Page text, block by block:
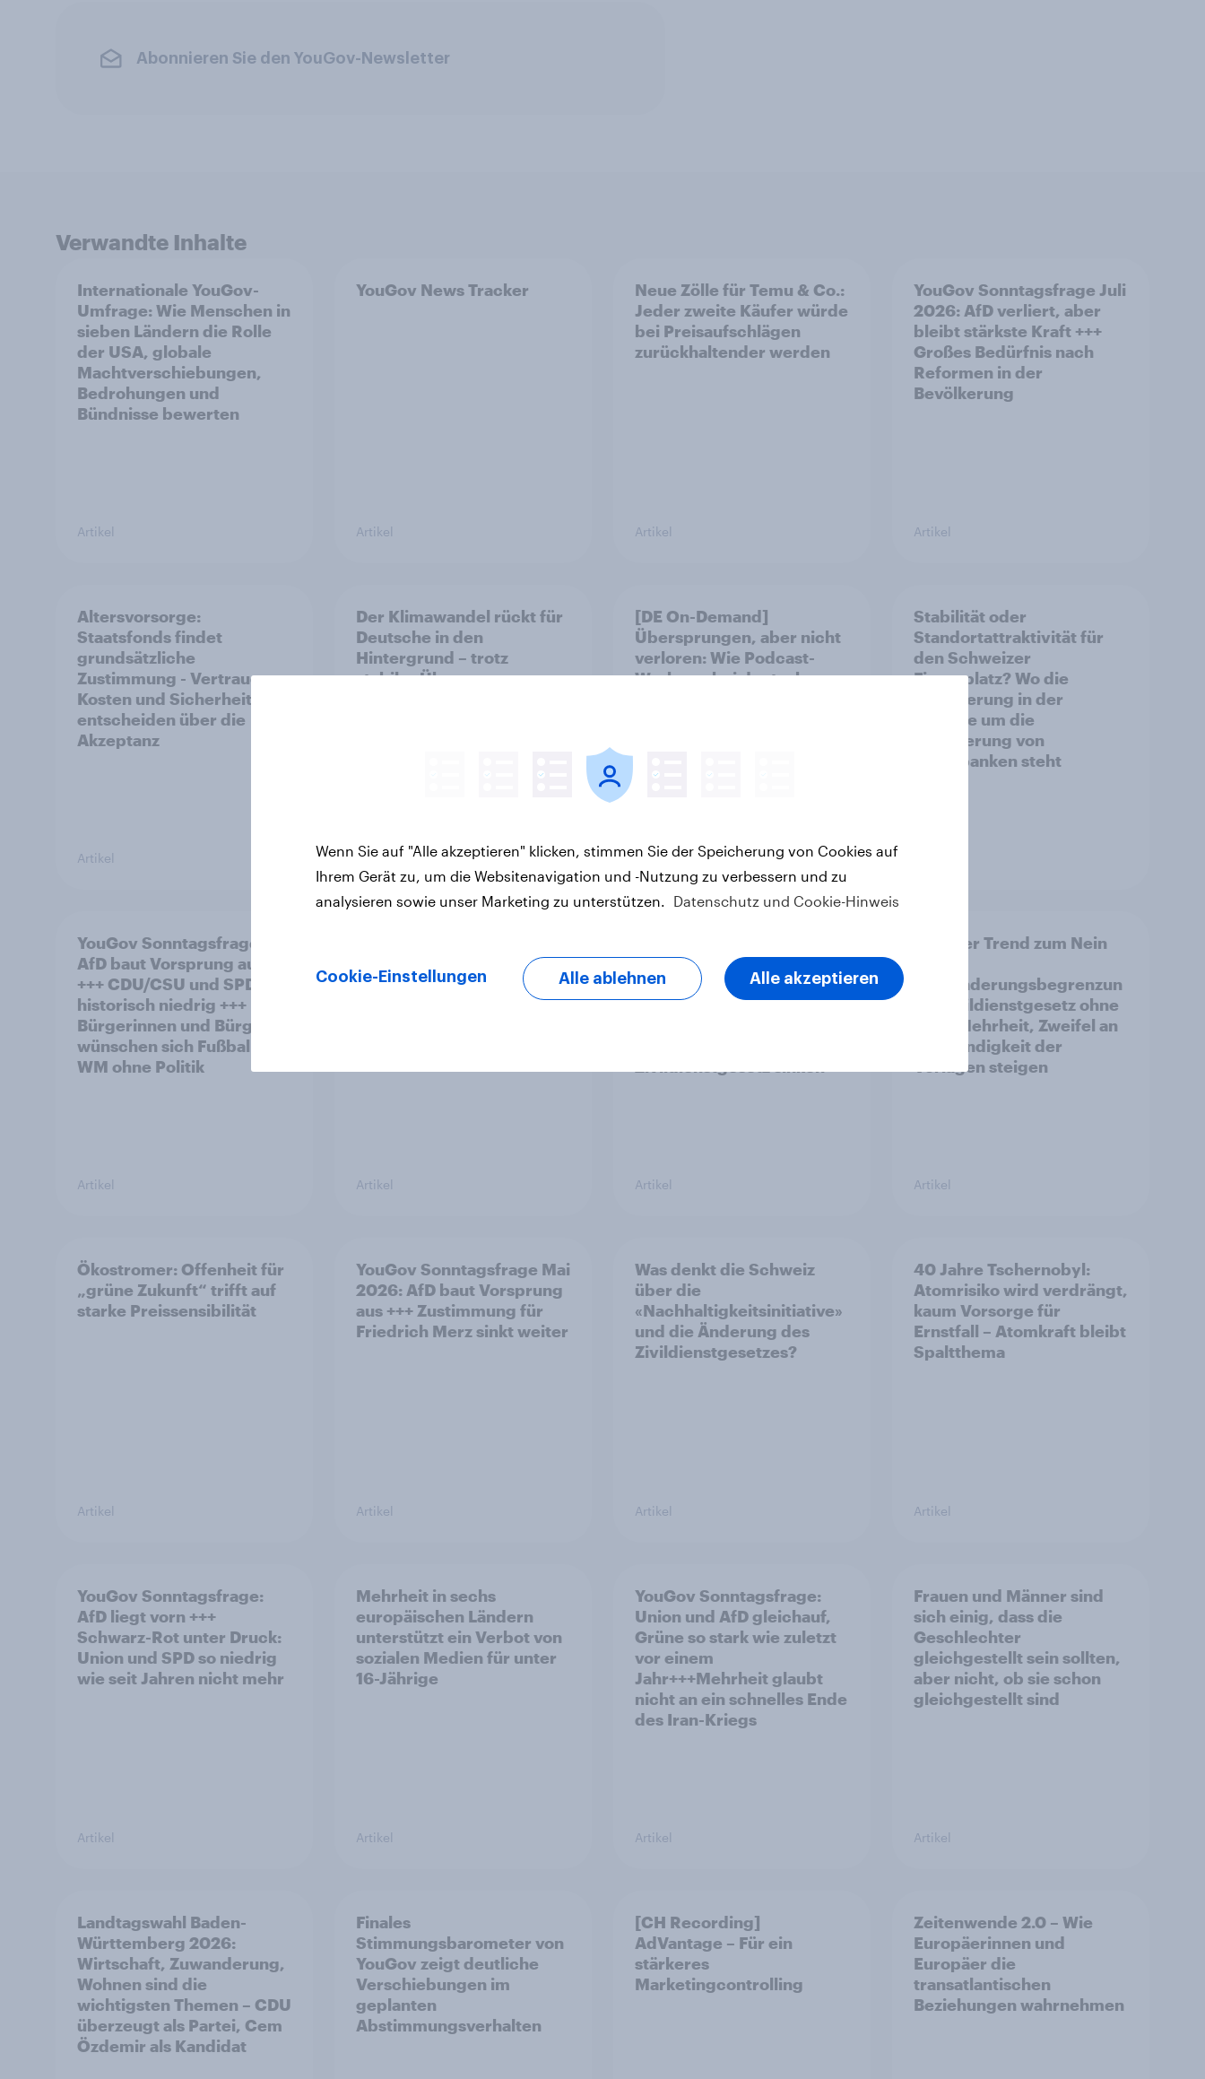
Abonnieren Sie den YouGov-Newsletter
Verwandte Inhalte
Internationale YouGov-
Umfrage: Wie Menschen in
sieben Ländern die Rolle
der USA, globale
Machtverschiebungen,
Bedrohungen und
Bündnisse bewerten
Artikel
YouGov News Tracker
Artikel
Neue Zölle für Temu & Co.:
Jeder zweite Käufer würde
bei Preisaufschlägen
zurückhaltender werden
Artikel
YouGov Sonntagsfrage Juli
2026: AfD verliert, aber
bleibt stärkste Kraft +++
Großes Bedürfnis nach
Reformen in der
Bevölkerung
Artikel
Altersvorsorge:
Staatsfonds findet
grundsätzliche
Zustimmung - Vertrauen,
Kosten und Sicherheit
entscheiden über die
Akzeptanz
Artikel
Der Klimawandel rückt für
Deutsche in den
Hintergrund – trotz
stabiler Überzeugung
Artikel
[DE On-Demand]
Übersprungen, aber nicht
verloren: Wie Podcast-
Werbung bei deutschen
Artikel
Stabilität oder
Standortattraktivität für
den Schweizer
Finanzplatz? Wo die
Bevölkerung in der
Debatte um die
Regulierung von
Grossbanken steht
YouGov Sonntagsfrage:
AfD baut Vorsprung aus
+++ CDU/CSU und SPD
historisch niedrig +++
Bürgerinnen und Bürger
wünschen sich Fußball-
WM ohne Politik
Artikel Artikel
Juni 2026: Trend zur
Ablehnung der
Bevölkerungsobergrenze
Artikel
Leichter Trend zum Nein
Einwanderungsbegrenzun
g – Zivildienstgesetz ohne
klare Mehrheit, Zweifel an
Notwendigkeit der
Vorlagen steigen
Artikel
Ökostromer: Offenheit für
„grüne Zukunft“ trifft auf
starke Preissensibilität
Artikel
YouGov Sonntagsfrage Mai
2026: AfD baut Vorsprung
aus +++ Zustimmung für
Friedrich Merz sinkt weiter
Artikel
Was denkt die Schweiz
über die
«Nachhaltigkeitsinitiative»
und die Änderung des
Zivildienstgesetzes?
Artikel
40 Jahre Tschernobyl:
Atomrisiko wird verdrängt,
kaum Vorsorge für
Ernstfall – Atomkraft bleibt
Spaltthema
Artikel
YouGov Sonntagsfrage:
AfD liegt vorn +++
Schwarz-Rot unter Druck:
Union und SPD so niedrig
wie seit Jahren nicht mehr
Artikel
Mehrheit in sechs
europäischen Ländern
unterstützt ein Verbot von
sozialen Medien für unter
16-Jährige
Artikel
YouGov Sonntagsfrage:
Union und AfD gleichauf,
Grüne so stark wie zuletzt
vor einem
Jahr+++Mehrheit glaubt
nicht an ein schnelles Ende
des Iran-Kriegs
Artikel
Frauen und Männer sind
sich einig, dass die
Geschlechter
gleichgestellt sein sollten,
aber nicht, ob sie schon
gleichgestellt sind
Artikel
Landtagswahl Baden-
Württemberg 2026:
Wirtschaft, Zuwanderung,
Wohnen sind die
wichtigsten Themen – CDU
überzeugt als Partei, Cem
Özdemir als Kandidat
Finales
Stimmungsbarometer von
YouGov zeigt deutliche
Verschiebungen im
geplanten
Abstimmungsverhalten
[CH Recording]
AdVantage – Für ein
stärkeres
Marketingcontrolling
Zeitenwende 2.0 – Wie
Europäerinnen und
Europäer die
transatlantischen
Beziehungen wahrnehmen
Wenn Sie auf "Alle akzeptieren" klicken, stimmen Sie der Speicherung von Cookies auf
Ihrem Gerät zu, um die Websitenavigation und -Nutzung zu verbessern und zu
analysieren sowie unser Marketing zu unterstützen. Datenschutz und Cookie-Hinweis
Cookie-Einstellungen Alle ablehnen Alle akzeptieren